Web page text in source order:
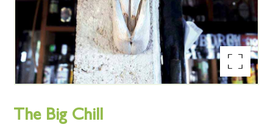
Ampliar la imagen
The Big Chill